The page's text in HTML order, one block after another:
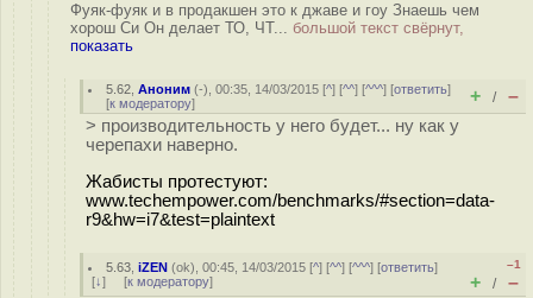
Фуяк-фуяк и в продакшен это к джаве и гоу Знаешь чем
хорош Си Он делает ТО, ЧТ... большой текст свёрнут,
показать
5.62 ,Аноним (-), 00:35, 14/03/2015 [^] [^^] [^^^] [ответить]
[к модератору] + / –
> производительность у него будет... ну как у
черепахи наверно.
Жабисты протестуют:
www.techempower.com/benchmarks/#section=data-
r9&hw=i7&test=plaintext
5.63 ,iZEN (ok), 00:45, 14/03/2015 [^] [^^] [^^^] [ответить]
[↓] [к модератору]
–1
+ / –